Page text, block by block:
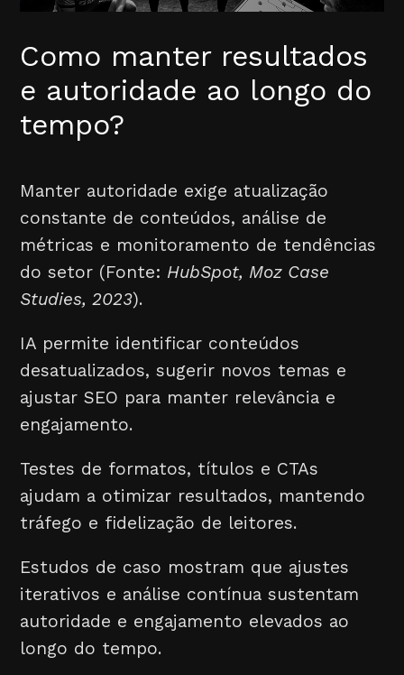
Como manter resultados
e autoridade ao longo do
tempo?
Manter autoridade exige atualização
constante de conteúdos, análise de
métricas e monitoramento de tendências
do setor (Fonte: HubSpot, Moz Case
Studies, 2023).
IA permite identificar conteúdos
desatualizados, sugerir novos temas e
ajustar SEO para manter relevância e
engajamento.
Testes de formatos, títulos e CTAs
ajudam a otimizar resultados, mantendo
tráfego e fidelização de leitores.
Estudos de caso mostram que ajustes
iterativos e análise contínua sustentam
autoridade e engajamento elevados ao
longo do tempo.